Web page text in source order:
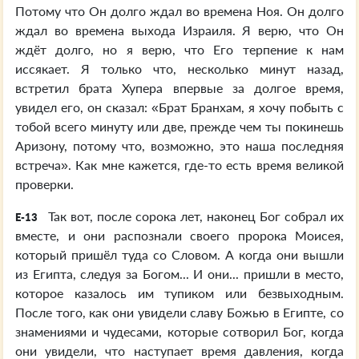
Потому что Он долго ждал во времена Ноя. Он долго
ждал во времена выхода Израиля. Я верю, что Он
ждёт долго, но я верю, что Его терпение к нам
иссякает. Я только что, несколько минут назад,
встретил брата Хупера впервые за долгое время,
увидел его, он сказал: «Брат Бранхам, я хочу побыть с
тобой всего минуту или две, прежде чем ты покинешь
Аризону, потому что, возможно, это наша последняя
встреча». Как мне кажется, где-то есть время великой
проверки.
E-13
Так вот, после сорока лет, наконец Бог собрал их
вместе, и они распознали своего пророка Моисея,
который пришёл туда со Словом. А когда они вышли
из Египта, следуя за Богом... И они... пришли в место,
которое казалось им тупиком или безвыходным.
После того, как они увидели славу Божью в Египте, со
знамениями и чудесами, которые сотворил Бог, когда
они увидели, что наступает время давления, когда